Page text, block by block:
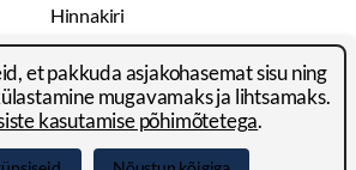
Hinnakiri
Reklaam
Kontakt
et pakkuda asjakohasemat sisu ning
mugavamaks ja lihtsamaks.
kasutamise põhimõtetega.